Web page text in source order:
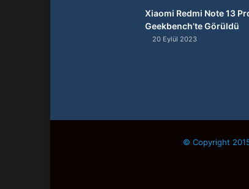
Xiaomi Redmi Note 13
Geekbench’te Görüldü
20 Eylül 2023
© Copyright